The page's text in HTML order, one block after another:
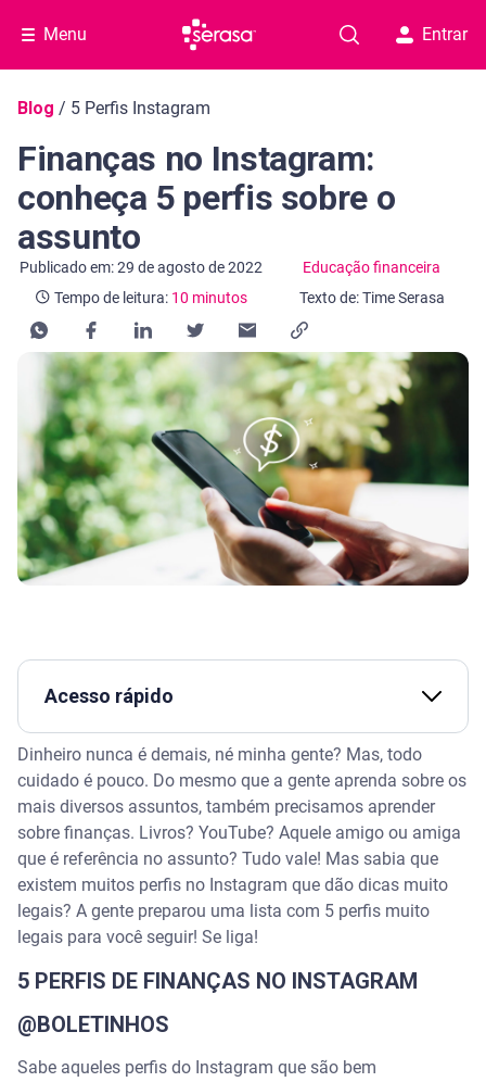
Menu Entrar
Navegação do blog
Blog / 5 Perfis Instagram
Finanças no Instagram:
conheça 5 perfis sobre o
assunto
Publicado em: 29 de agosto de 2022 Educação financeira
Categoria Educação financeira
Tempo de leitura: 10 minutos
Tempo de leitura: 10 minutos
Texto de: Time Serasa
Acesso rápido
5 PERFIS DE FINANÇAS NO INSTAGRAM
@BOLETINHOS
@GRANINHAX
@PAPODEGRANA
@FAVELADOINVESTIDOR
@SERASA
Dinheiro nunca é demais, né minha gente? Mas, todo
cuidado é pouco. Do mesmo que a gente aprenda sobre os
mais diversos assuntos, também precisamos aprender
sobre finanças. Livros? YouTube? Aquele amigo ou amiga
que é referência no assunto? Tudo vale! Mas sabia que
existem muitos perfis no Instagram que dão dicas muito
legais? A gente preparou uma lista com 5 perfis muito
legais para você seguir! Se liga!
5 PERFIS DE FINANÇAS NO INSTAGRAM
@BOLETINHOS
Sabe aqueles perfis do Instagram que são bem